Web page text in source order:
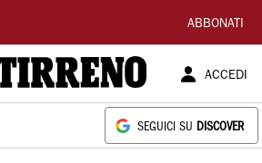
ABBONATI
ACCEDI
SEGUICI SU DISCOVER